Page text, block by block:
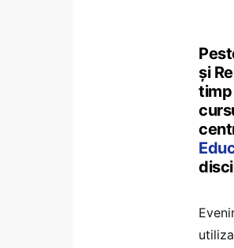
și
timp